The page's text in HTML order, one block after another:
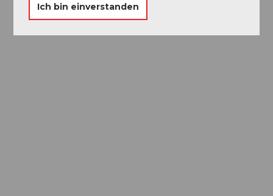
Ich bin einverstanden